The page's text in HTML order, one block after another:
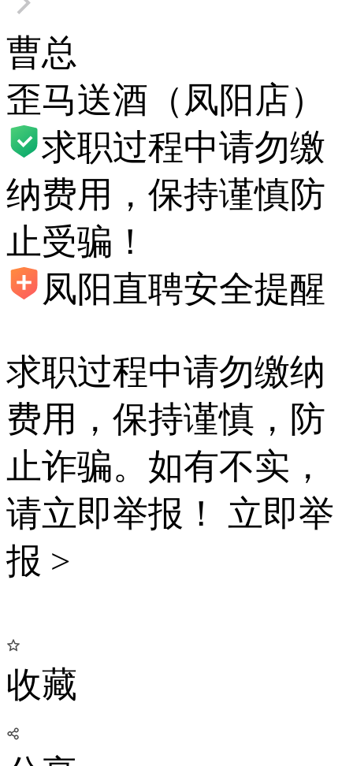
曹总
歪马送酒（凤阳店）
求职过程中请勿缴
纳费用，保持谨慎防
止受骗！
凤阳直聘安全提醒
求职过程中请勿缴纳
费用，保持谨慎，防
止诈骗。如有不实，
请立即举报！ 立即举
报 >
收藏